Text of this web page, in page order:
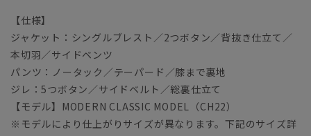
【仕様】
ジャケット：シングルブレスト／2つボタン／背抜き仕立て／
本切羽／サイドベンツ
パンツ：ノータック／テーパード／膝まで裏地
ジレ：5つボタン／サイドベルト／総裏仕立て
【モデル】MODERN CLASSIC MODEL（CH22）
※モデルにより仕上がりサイズが異なります。下記のサイズ詳